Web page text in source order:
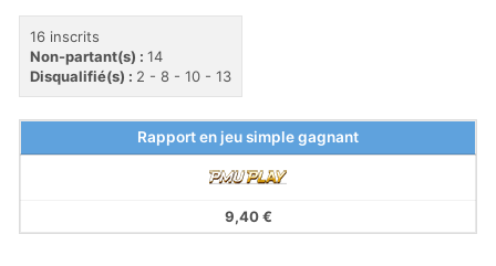
16 inscrits
Non-partant(s) : 14
Disqualifié(s) : 2 - 8 - 10 - 13
Rapport en jeu simple gagnant
9,40 €